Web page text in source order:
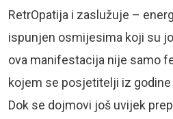
RetrOpatija i zaslužuje –
ispunjen osmijesima koji su
ova manifestacija nije samo
kojem se posjetitelji iz godine
Dok se dojmovi još uvijek